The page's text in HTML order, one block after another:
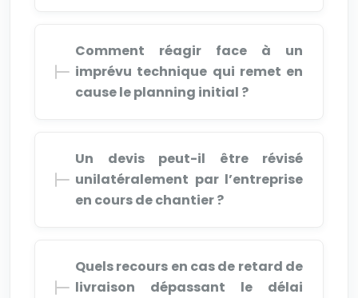
Comment réagir face à un
imprévu technique qui remet en
cause le planning initial ?
Un devis peut-il être révisé
unilatéralement par l’entreprise
en cours de chantier ?
Quels recours en cas de retard de
livraison dépassant le délai